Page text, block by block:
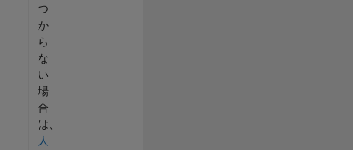
つ
か
ら
な
い
場
合
は、
人